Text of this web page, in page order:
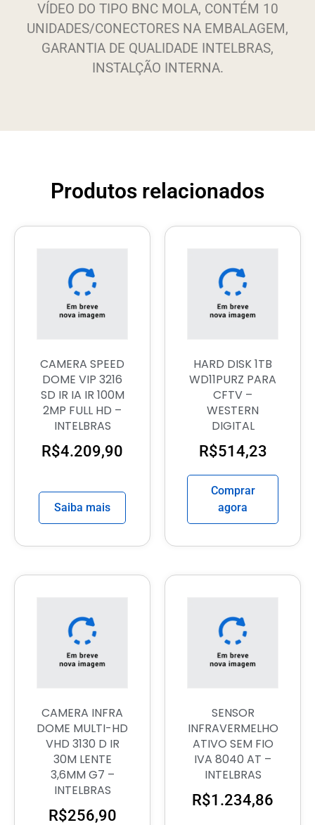
VÍDEO DO TIPO BNC MOLA, CONTÉM 10
UNIDADES/CONECTORES NA EMBALAGEM,
GARANTIA DE QUALIDADE INTELBRAS,
INSTALÇÃO INTERNA.
Produtos relacionados
CAMERA SPEED
DOME VIP 3216
SD IR IA IR 100M
2MP FULL HD –
INTELBRAS
R$4.209,90
Saiba mais
HARD DISK 1TB
WD11PURZ PARA
CFTV –
WESTERN
DIGITAL
R$514,23
Comprar
agora
CAMERA INFRA
DOME MULTI-HD
VHD 3130 D IR
30M LENTE
3,6MM G7 –
INTELBRAS
R$256,90
SENSOR
INFRAVERMELHO
ATIVO SEM FIO
IVA 8040 AT –
INTELBRAS
R$1.234,86